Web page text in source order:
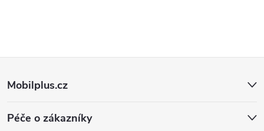
Mobilplus.cz
Péče o zákazníky